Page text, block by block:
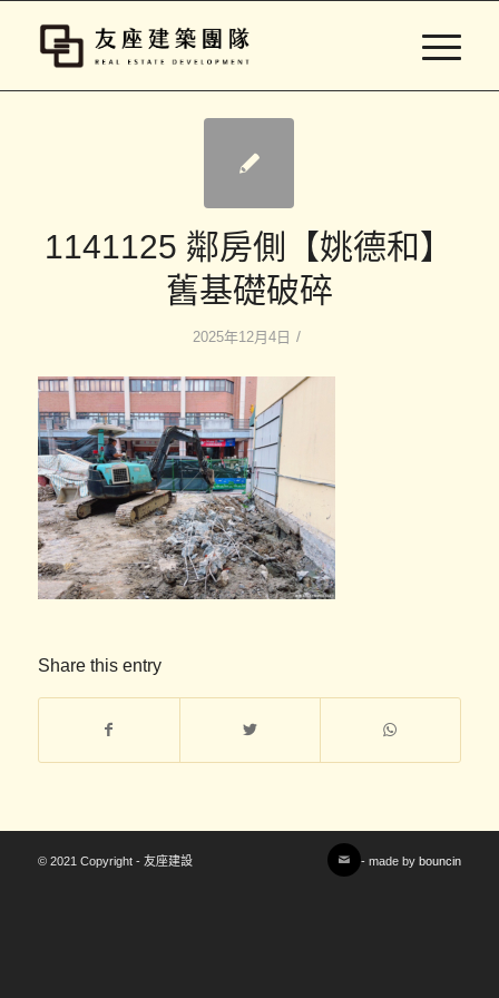
1141125 鄰房側【姚德和】
舊基礎破碎
2025年12月4日 /
Share this entry
© 2021 Copyright - 友座建設 - made by bouncin